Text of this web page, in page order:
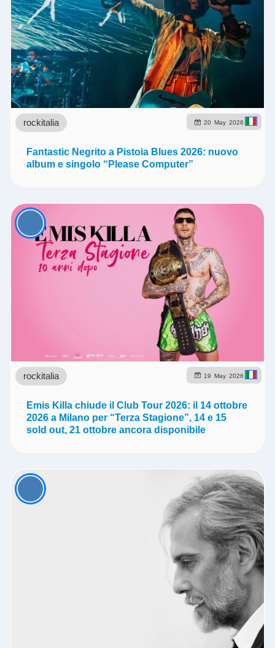
20 May 2026
rockitalia
Fantastic Negrito a Pistoia Blues 2026: nuovo
album e singolo “Please Computer”
19 May 2026
rockitalia
Emis Killa chiude il Club Tour 2026: il 14 ottobre
2026 a Milano per “Terza Stagione”, 14 e 15
sold out, 21 ottobre ancora disponibile